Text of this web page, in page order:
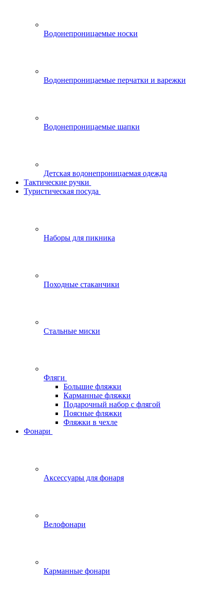
Водонепроницаемые носки
Водонепроницаемые перчатки и варежки
Водонепроницаемые шапки
Детская водонепроницаемая одежда
Тактические ручки
Туристическая посуда
Наборы для пикника
Походные стаканчики
Стальные миски
Фляги
Большие фляжки
Карманные фляжки
Подарочный набор с флягой
Поясные фляжки
Фляжки в чехле
Фонари
Аксессуары для фонаря
Велофонари
Карманные фонари